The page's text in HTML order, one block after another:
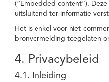
(“Embedded content”).
uitsluitend ter informatie
Het is enkel voor niet-
bronvermelding toegelaten
4. Privacybeleid
4.1. Inleiding